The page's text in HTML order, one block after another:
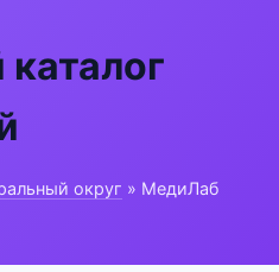
округ » МедиЛаб